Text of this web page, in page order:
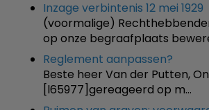
Inzage verbintenis 12 mei 1929
(voormalige)
op onze begraafplaats
Reglement aanpassen?
Beste heer Van der Putten,
[l65977]gereageerd op m…